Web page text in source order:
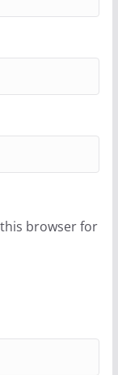
browser for